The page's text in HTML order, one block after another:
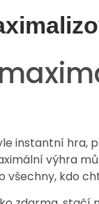
instantní hra,
výhra
všechny, kdo